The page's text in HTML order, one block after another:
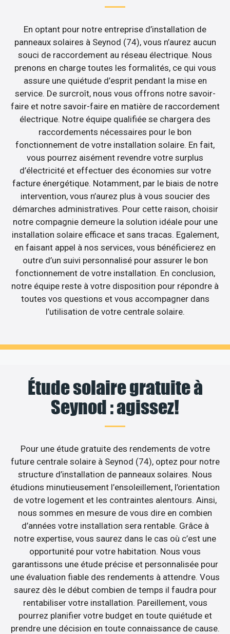
En optant pour notre entreprise d’installation de
panneaux solaires à Seynod (74), vous n’aurez aucun
souci de raccordement au réseau électrique. Nous
prenons en charge toutes les formalités, ce qui vous
assure une quiétude d’esprit pendant la mise en
service. De surcroît, nous vous offrons notre savoir-
faire et notre savoir-faire en matière de raccordement
électrique. Notre équipe qualifiée se chargera des
raccordements nécessaires pour le bon
fonctionnement de votre installation solaire. En fait,
vous pourrez aisément revendre votre surplus
d’électricité et effectuer des économies sur votre
facture énergétique. Notamment, par le biais de notre
intervention, vous n’aurez plus à vous soucier des
démarches administratives. Pour cette raison, choisir
notre compagnie demeure la solution idéale pour une
installation solaire efficace et sans tracas. Egalement,
en faisant appel à nos services, vous bénéficierez en
outre d’un suivi personnalisé pour assurer le bon
fonctionnement de votre installation. En conclusion,
notre équipe reste à votre disposition pour répondre à
toutes vos questions et vous accompagner dans
l’utilisation de votre centrale solaire.
Étude solaire gratuite à
Seynod : agissez!
Pour une étude gratuite des rendements de votre
future centrale solaire à Seynod (74), optez pour notre
structure d’installation de panneaux solaires. Nous
étudions minutieusement l’ensoleillement, l’orientation
de votre logement et les contraintes alentours. Ainsi,
nous sommes en mesure de vous dire en combien
d’années votre installation sera rentable. Grâce à
notre expertise, vous saurez dans le cas où c’est une
opportunité pour votre habitation. Nous vous
garantissons une étude précise et personnalisée pour
une évaluation fiable des rendements à attendre. Vous
saurez dès le début combien de temps il faudra pour
rentabiliser votre installation. Pareillement, vous
pourrez planifier votre budget en toute quiétude et
prendre une décision en toute connaissance de cause.